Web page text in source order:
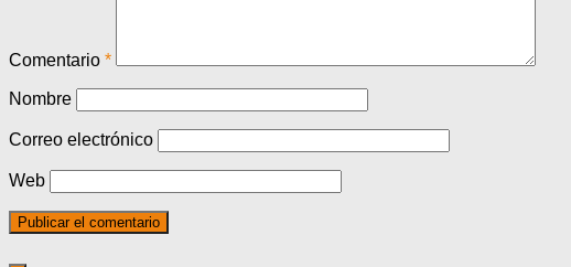
Comentario *
Nombre
Correo electrónico
Web